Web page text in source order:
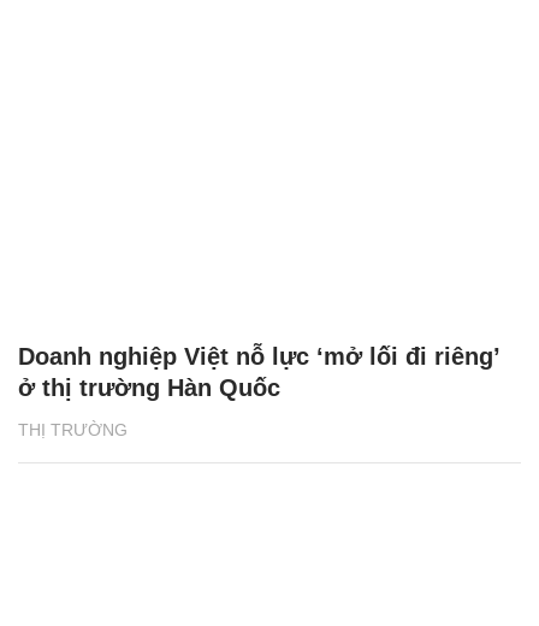
THỊ TRƯỜNG
Doanh nghiệp Việt nỗ lực ‘mở lối đi riêng’
ở thị trường Hàn Quốc